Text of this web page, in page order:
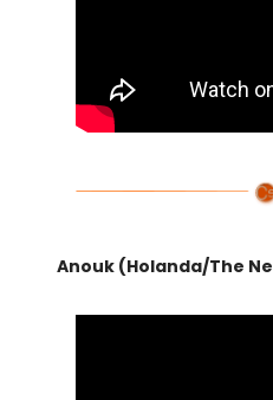
Anouk (Holanda/The